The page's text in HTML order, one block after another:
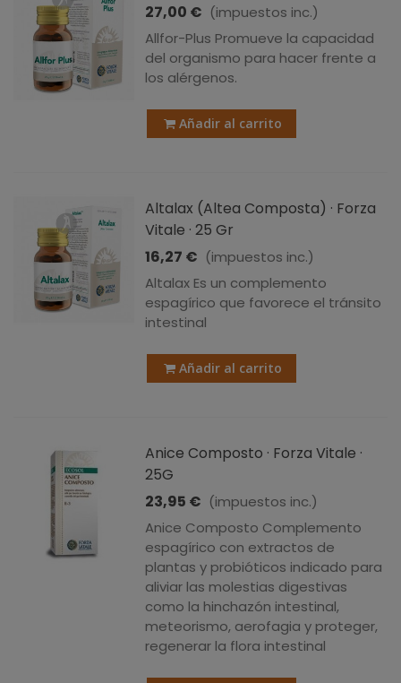
27,00 € (impuestos inc.)
Allfor-Plus Promueve la capacidad
del organismo para hacer frente a
los alérgenos.
Añadir al carrito
Altalax (Altea Composta) · Forza
Vitale · 25 Gr
16,27 € (impuestos inc.)
Altalax Es un complemento
espagírico que favorece el tránsito
intestinal
Añadir al carrito
Anice Composto · Forza Vitale ·
25G
23,95 € (impuestos inc.)
Anice Composto Complemento
espagírico con extractos de
plantas y probióticos indicado para
aliviar las molestias digestivas
como la hinchazón intestinal,
meteorismo, aerofagia y proteger,
regenerar la flora intestinal